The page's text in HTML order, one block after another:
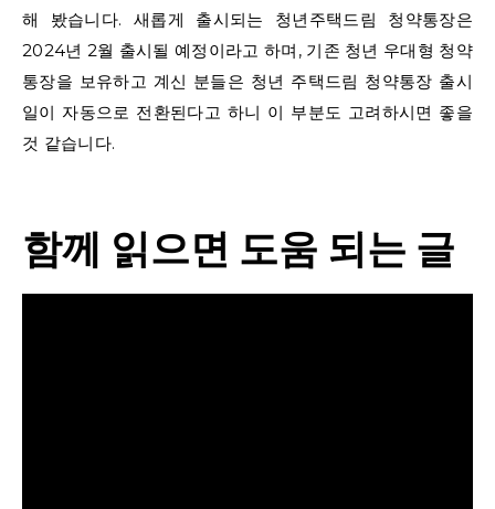
해 봤습니다. 새롭게 출시되는 청년주택드림 청약통장은
2024년 2월 출시될 예정이라고 하며, 기존 청년 우대형 청약
통장을 보유하고 계신 분들은 청년 주택드림 청약통장 출시
일이 자동으로 전환된다고 하니 이 부분도 고려하시면 좋을
것 같습니다.
함께 읽으면 도움 되는 글